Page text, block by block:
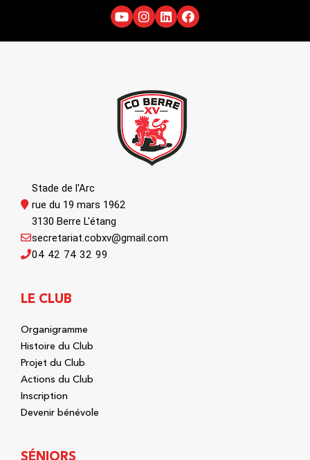
Stade de l'Arc
rue du 19 mars 1962
3130 Berre L'étang
04 42 74 32 99
secretariat.cobxv@gmail.com
LE CLUB
Organigramme
Histoire du Club
Projet du Club
Actions du Club
Inscription
Devenir bénévole
SÉNIORS